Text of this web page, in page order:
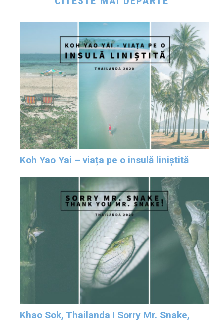
Koh Yao Yai – viața pe o insulă liniștită
Khao Sok, Thailanda I Sorry Mr. Snake,